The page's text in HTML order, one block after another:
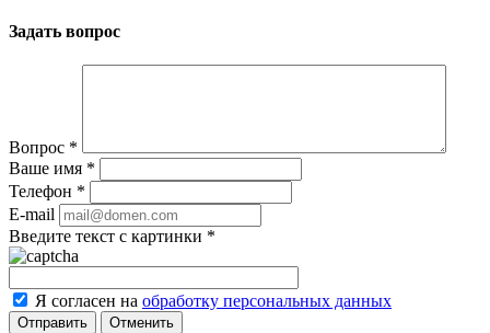
Задать вопрос
Вопрос *
Ваше имя *
Телефон *
E-mail
Введите текст с картинки *
Я согласен на обработку персональных данных
Отменить